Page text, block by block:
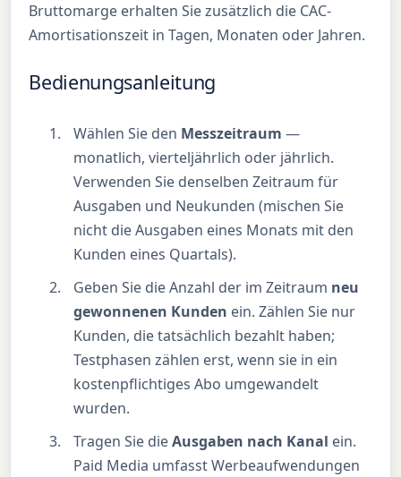
Bruttomarge erhalten Sie zusätzlich die CAC-
Amortisationszeit in Tagen, Monaten oder Jahren.
Bedienungsanleitung
Wählen Sie den Messzeitraum —
monatlich, vierteljährlich oder jährlich.
Verwenden Sie denselben Zeitraum für
Ausgaben und Neukunden (mischen Sie
nicht die Ausgaben eines Monats mit den
Kunden eines Quartals).
Geben Sie die Anzahl der im Zeitraum neu
gewonnenen Kunden ein. Zählen Sie nur
Kunden, die tatsächlich bezahlt haben;
Testphasen zählen erst, wenn sie in ein
kostenpflichtiges Abo umgewandelt
wurden.
Tragen Sie dieAusgaben nach Kanal ein.
Paid Media umfasst Werbeaufwendungen